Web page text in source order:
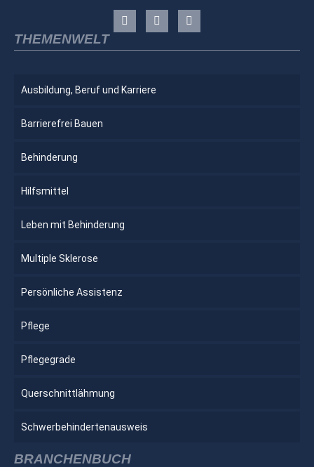
THEMENWELT
Ausbildung, Beruf und Karriere
Barrierefrei Bauen
Behinderung
Hilfsmittel
Leben mit Behinderung
Multiple Sklerose
Persönliche Assistenz
Pflege
Pflegegrade
Querschnittlähmung
Schwerbehindertenausweis
BRANCHENBUCH